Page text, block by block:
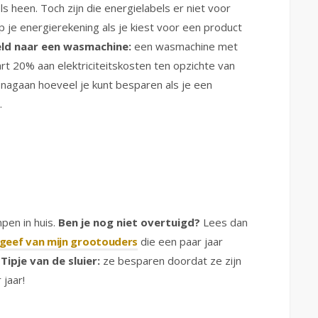
heen. Toch zijn die energielabels er niet voor
je energierekening als je kiest voor een product
naar een wasmachine: een wasmachine met
20% aan elektriciteitskosten ten opzichte van
hoeveel je kunt besparen als je een
in huis. Ben je nog niet overtuigd? Lees dan
van mijn grootouders die een paar jaar
Tipje van de sluier: ze besparen doordat ze zijn